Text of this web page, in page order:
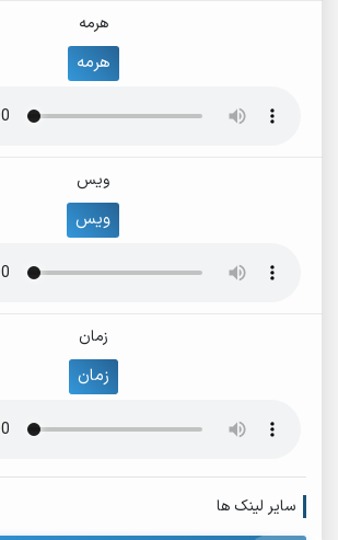
هرمه
هرمه
ویس
ویس
زمان
زمان
سایر لینک ها